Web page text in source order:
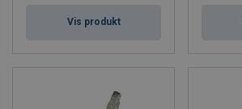
Vis produkt